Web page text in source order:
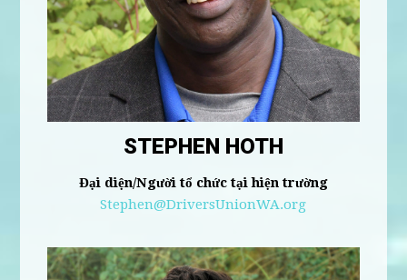
STEPHEN HOTH
Đại diện/Người tổ chức tại hiện trường
Stephen@DriversUnionWA.org